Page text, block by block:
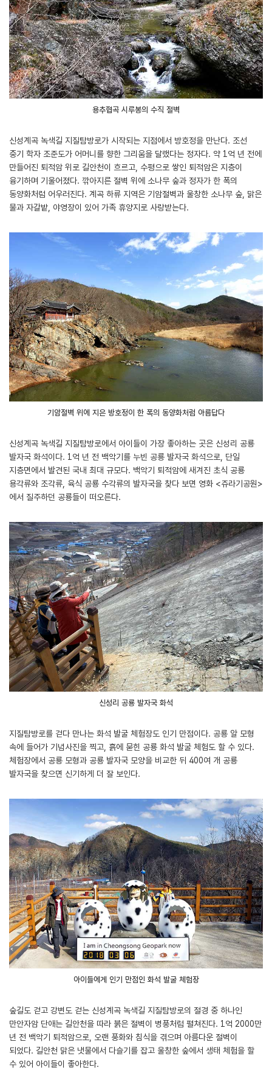
용추협곡 시루봉의 수직 절벽
신성계곡 녹색길 지질탐방로가 시작되는 지점에서 방호정을 만난다. 조선
중기 학자 조준도가 어머니를 향한 그리움을 달랬다는 정자다. 약 1억 년 전에
만들어진 퇴적암 위로 길안천이 흐르고, 수평으로 쌓인 퇴적암은 지층이
융기하며 기울어졌다. 깎아지른 절벽 위에 소나무 숲과 정자가 한 폭의
동양화처럼 어우러진다. 계곡 하류 지역은 기암절벽과 울창한 소나무 숲, 맑은
물과 자갈밭, 야영장이 있어 가족 휴양지로 사랑받는다.
기암절벽 위에 지은 방호정이 한 폭의 동양화처럼 아름답다
신성계곡 녹색길 지질탐방로에서 아이들이 가장 좋아하는 곳은 신성리 공룡
발자국 화석이다. 1억 년 전 백악기를 누빈 공룡 발자국 화석으로, 단일
지층면에서 발견된 국내 최대 규모다. 백악기 퇴적암에 새겨진 초식 공룡
용각류와 조각류, 육식 공룡 수각류의 발자국을 찾다 보면 영화 <쥬라기공원>
에서 질주하던 공룡들이 떠오른다.
신성리 공룡 발자국 화석
지질탐방로를 걷다 만나는 화석 발굴 체험장도 인기 만점이다. 공룡 알 모형
속에 들어가 기념사진을 찍고, 흙에 묻힌 공룡 화석 발굴 체험도 할 수 있다.
체험장에서 공룡 모형과 공룡 발자국 모양을 비교한 뒤 400여 개 공룡
발자국을 찾으면 신기하게 더 잘 보인다.
아이들에게 인기 만점인 화석 발굴 체험장
숲길도 걷고 강변도 걷는 신성계곡 녹색길 지질탐방로의 절경 중 하나인
만안자암 단애는 길안천을 따라 붉은 절벽이 병풍처럼 펼쳐진다. 1억 2000만
년 전 백악기 퇴적암으로, 오랜 풍화와 침식을 겪으며 아름다운 절벽이
되었다. 길안천 맑은 냇물에서 다슬기를 잡고 울창한 숲에서 생태 체험을 할
수 있어 아이들이 좋아한다.